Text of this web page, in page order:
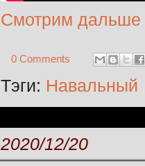
Смотрим
0 Comments
Тэги: Навальный
2020/12/20